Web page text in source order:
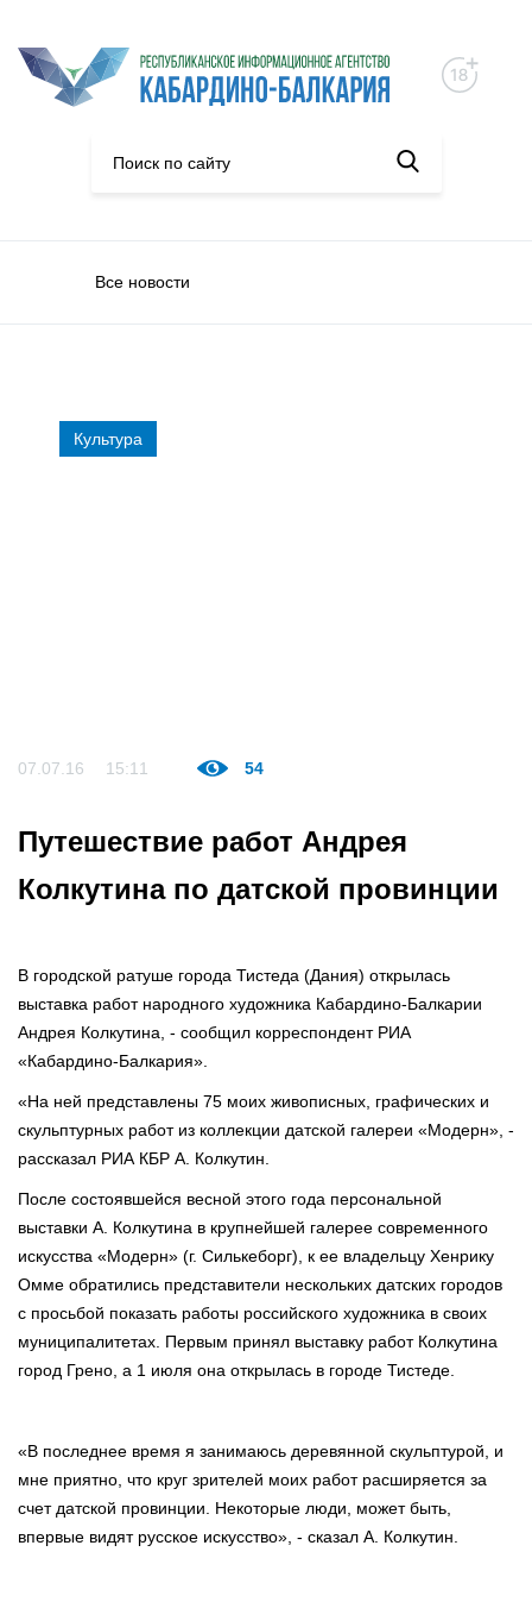
Все новости
Культура
07.07.16 15:11 54
Путешествие работ Андрея
Колкутина по датской провинции
В городской ратуше города Тистеда (Дания) открылась
выставка работ народного художника Кабардино-Балкарии
Андрея Колкутина, - сообщил корреспондент РИА
«Кабардино-Балкария».
«На ней представлены 75 моих живописных, графических и
скульптурных работ из коллекции датской галереи «Модерн», -
рассказал РИА КБР А. Колкутин.
После состоявшейся весной этого года персональной
выставки А. Колкутина в крупнейшей галерее современного
искусства «Модерн» (г. Силькеборг), к ее владельцу Хенрику
Омме обратились представители нескольких датских городов
с просьбой показать работы российского художника в своих
муниципалитетах. Первым принял выставку работ Колкутина
город Грено, а 1 июля она открылась в городе Тистеде.
«В последнее время я занимаюсь деревянной скульптурой, и
мне приятно, что круг зрителей моих работ расширяется за
счет датской провинции. Некоторые люди, может быть,
впервые видят русское искусство», - сказал А. Колкутин.